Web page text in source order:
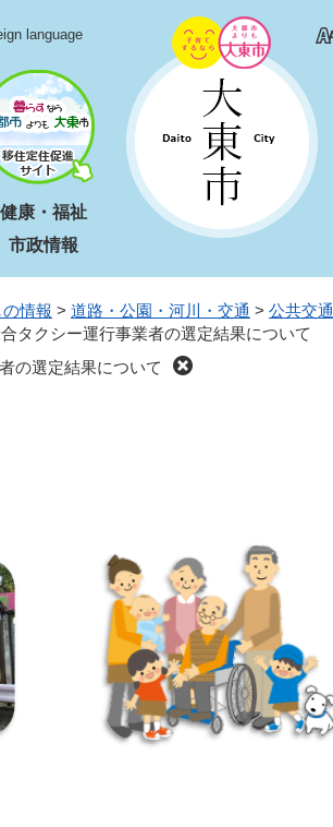
language
健康・福祉
市政情報
の情報 > 道路・公園・河川・交通 > 公共交通
タクシー運行事業者の選定結果について
の選定結果について